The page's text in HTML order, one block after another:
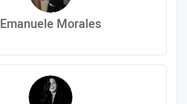
Emanuele Morales